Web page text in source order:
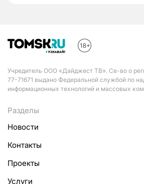
Учредитель ООО «Дайджест ТВ». Св-во о
77-71671 выдано Федеральной службой по
информационных технологий и массовых
Разделы
Новости
Контакты
Проекты
Услуги